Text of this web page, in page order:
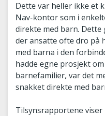
Dette var heller ikke et
Nav-kontor som i
direkte med barn.
der ansatte ofte dro på
med barna i den
hadde egne prosjekt
barnefamilier, var det
snakket direkte med
Tilsynsrapportene